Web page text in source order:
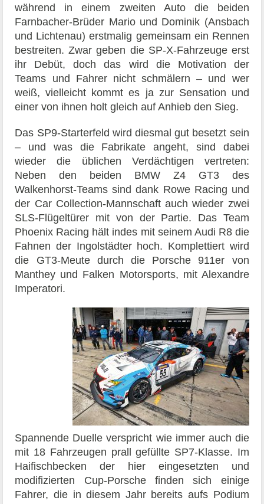
während in einem zweiten Auto die beiden
Farnbacher-Brüder Mario und Dominik (Ansbach
und Lichtenau) erstmalig gemeinsam ein Rennen
bestreiten. Zwar geben die SP-X-Fahrzeuge erst
ihr Debüt, doch das wird die Motivation der
Teams und Fahrer nicht schmälern – und wer
weiß, vielleicht kommt es ja zur Sensation und
einer von ihnen holt gleich auf Anhieb den Sieg.
Das SP9-Starterfeld wird diesmal gut besetzt sein
– und was die Fabrikate angeht, sind dabei
wieder die üblichen Verdächtigen vertreten:
Neben den beiden BMW Z4 GT3 des
Walkenhorst-Teams sind dank Rowe Racing und
der Car Collection-Mannschaft auch wieder zwei
SLS-Flügeltürer mit von der Partie. Das Team
Phoenix Racing hält indes mit seinem Audi R8 die
Fahnen der Ingolstädter hoch. Komplettiert wird
die GT3-Meute durch die Porsche 911er von
Manthey und Falken Motorsports, mit Alexandre
Imperatori.
Spannende Duelle verspricht wie immer auch die
mit 18 Fahrzeugen prall gefüllte SP7-Klasse. Im
Haifischbecken der hier eingesetzten und
modifizierten Cup-Porsche finden sich einige
Fahrer, die in diesem Jahr bereits aufs Podium